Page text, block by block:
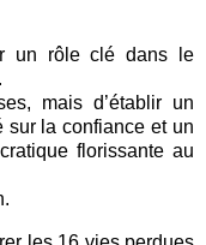
un rôle clé dans le
mais d’établir un
sur la confiance et un
florissante au